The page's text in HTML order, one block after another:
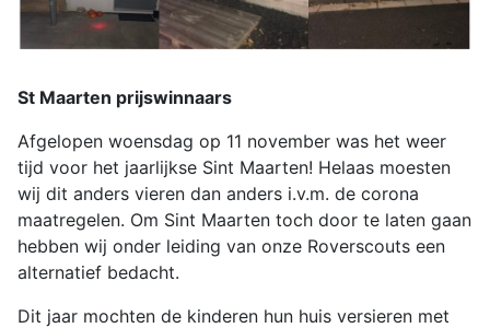
St Maarten prijswinnaars
Afgelopen woensdag op 11 november was het weer
tijd voor het jaarlijkse Sint Maarten! Helaas moesten
wij dit anders vieren dan anders i.v.m. de corona
maatregelen. Om Sint Maarten toch door te laten gaan
hebben wij onder leiding van onze Roverscouts een
alternatief bedacht.
Dit jaar mochten de kinderen hun huis versieren met